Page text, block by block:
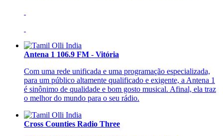
Antena 1 106.9 FM - Vitória
Com uma rede unificada e uma programação especializada,
para um público altamente qualificado e exigente, a Antena 1
é sinônimo de qualidade e bom gosto musical. Afinal, ela traz
o melhor do mundo para o seu rádio.
Cross Counties Radio Three